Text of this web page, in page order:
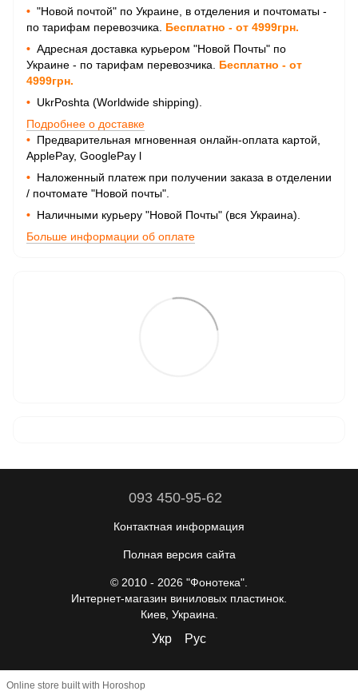
• "Новой почтой" по Украине, в отделения и почтоматы -
по тарифам перевозчика. Бесплатно - от 4999грн.
• Адресная доставка курьером "Новой Почты" по
Украине - по тарифам перевозчика. Бесплатно - от
4999грн.
• UkrPoshta (Worldwide shipping).
Подробнее о доставке
• Предварительная мгновенная онлайн-оплата картой,
ApplePay, GooglePay l
• Наложенный платеж при получении заказа в отделении
/ почтомате "Новой почты".
• Наличными курьеру "Новой Почты" (вся Украина).
Больше информации об оплате
093 450-95-62
Контактная информация
Полная версия сайта
© 2010 - 2026 "Фонотека".
Интернет-магазин виниловых пластинок.
Киев, Украина.
Укр Рус
Online store built with Horoshop